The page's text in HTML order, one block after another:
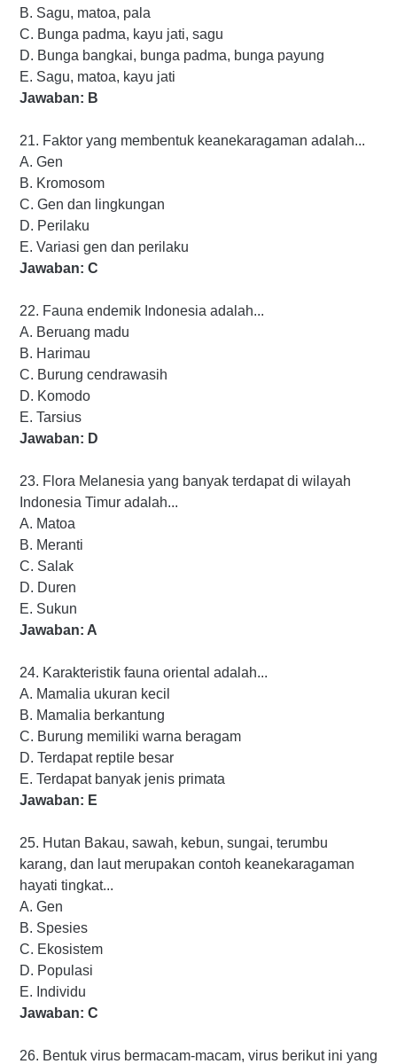
B. Sagu, matoa, pala
C. Bunga padma, kayu jati, sagu
D. Bunga bangkai, bunga padma, bunga payung
E. Sagu, matoa, kayu jati
Jawaban: B
21. Faktor yang membentuk keanekaragaman adalah...
A. Gen
B. Kromosom
C. Gen dan lingkungan
D. Perilaku
E. Variasi gen dan perilaku
Jawaban: C
22. Fauna endemik Indonesia adalah...
A. Beruang madu
B. Harimau
C. Burung cendrawasih
D. Komodo
E. Tarsius
Jawaban: D
23. Flora Melanesia yang banyak terdapat di wilayah
Indonesia Timur adalah...
A. Matoa
B. Meranti
C. Salak
D. Duren
E. Sukun
Jawaban: A
24. Karakteristik fauna oriental adalah...
A. Mamalia ukuran kecil
B. Mamalia berkantung
C. Burung memiliki warna beragam
D. Terdapat reptile besar
E. Terdapat banyak jenis primata
Jawaban: E
25. Hutan Bakau, sawah, kebun, sungai, terumbu
karang, dan laut merupakan contoh keanekaragaman
hayati tingkat...
A. Gen
B. Spesies
C. Ekosistem
D. Populasi
E. Individu
Jawaban: C
26. Bentuk virus bermacam-macam, virus berikut ini yang